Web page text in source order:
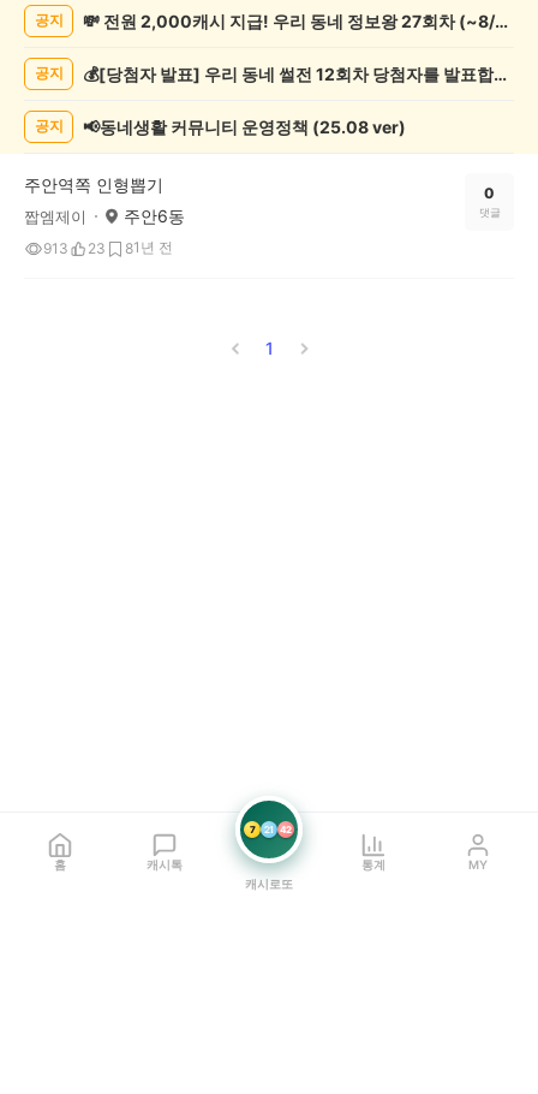
임/
목
공지 💸 전원 2,000캐시 지급! 우리 동네 정보왕 27회차 (~8/10)
공지 💰[당첨자 발표] 우리 동네 썰전 12회차 당첨자를 발표합니다!
공지 📢동네생활 커뮤니티 운영정책 (25.08 ver)
주안역쪽 인형뽑기
짭엠제이 주안6동
913 23 81년 전
0
댓글
1
홈 캐시톡
7 21 42
캐시로또
통계 MY